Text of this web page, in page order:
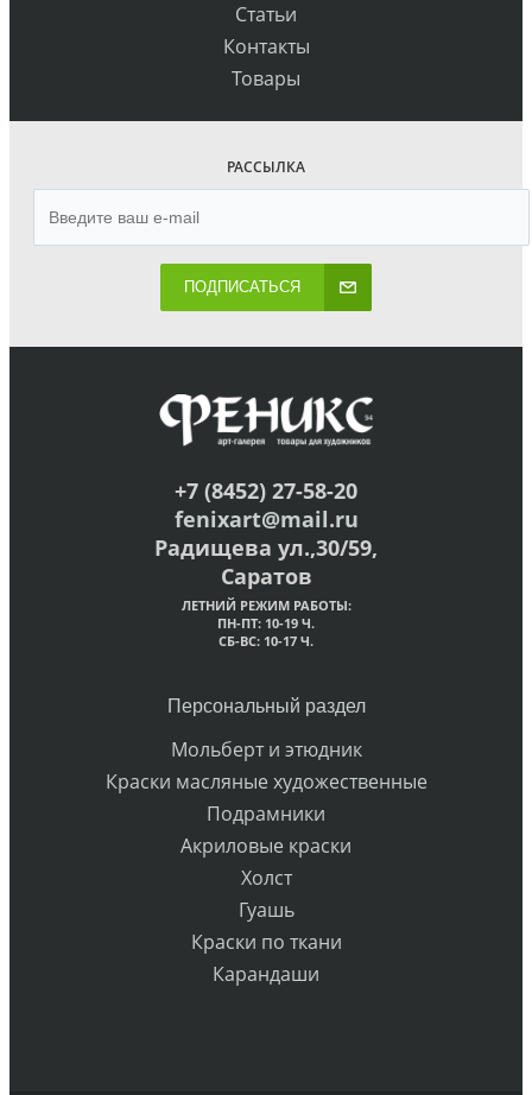
Статьи
Контакты
Товары
РАССЫЛКА
ПОДПИСАТЬСЯ
+7 (8452) 27-58-20
fenixart@mail.ru
Радищева ул.,30/59,
Саратов
ЛЕТНИЙ РЕЖИМ РАБОТЫ:
ПН-ПТ: 10-19 Ч.
СБ-ВС: 10-17 Ч.
Персональный раздел
Мольберт и этюдник
Краски масляные художественные
Подрамники
Акриловые краски
Холст
Гуашь
Краски по ткани
Карандаши